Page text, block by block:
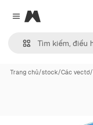
Close menu
Magnific
Trang chủ/stock/Các vectơ/